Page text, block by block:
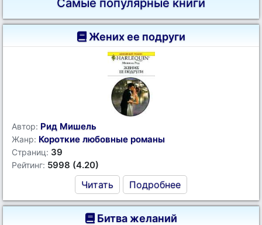
Самые популярные книги
Жених ее подруги
Автор: Рид Мишель
Жанр: Короткие любовные романы
Страниц: 39
Рейтинг: 5998 (4.20)
Читать Подробнее
Битва желаний